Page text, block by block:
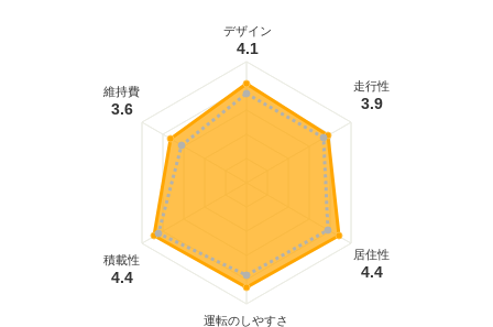
れており、JC08モード燃費は前車が
16.0km/L（2WDモデル）、後車は23.8km/Lを達成し
ている（2014.1）
デザイン
4.1
走行性
3.9
居住性
4.4
運転のしやすさ
積載性
4.4
維持費
3.6